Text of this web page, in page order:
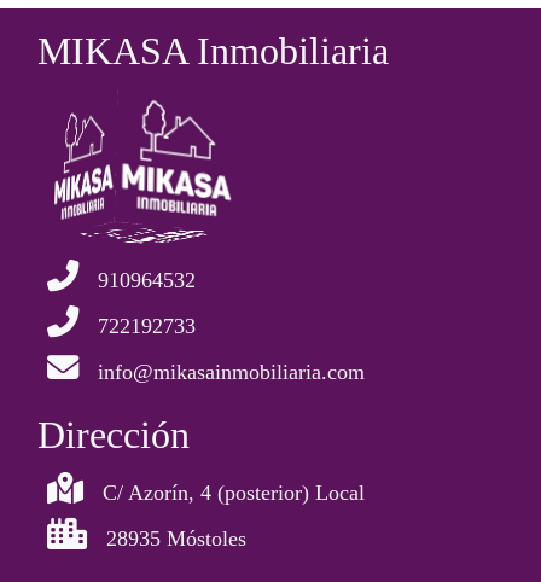
MIKASA Inmobiliaria
910964532
722192733
info@mikasainmobiliaria.com
Dirección
C/ Azorín, 4 (posterior) Local
28935 Móstoles